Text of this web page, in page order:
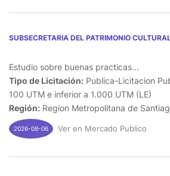
SUBSECRETARIA DEL PATRIMONIO
Estudio sobre buenas practicas...
Tipo de Licitación: Publica-Licitacion
100 UTM e inferior a 1.000 UTM (LE)
Región: Region Metropolitana de
2026-08-06 Ver en Mercado Publico